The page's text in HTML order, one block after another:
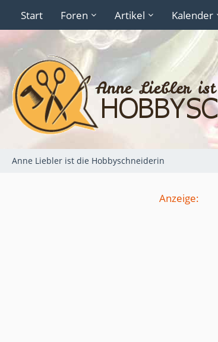
Start Foren Artikel Kalender
Anne Liebler ist die Hobbyschneiderin
Anzeige: